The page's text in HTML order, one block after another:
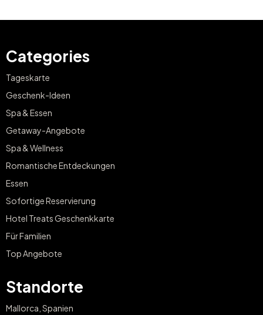
Categories
Tageskarte
Geschenk-Ideen
Spa & Essen
Getaway-Angebote
Spa & Wellness
Romantische Entdeckungen
Essen
Sofortige Reservierung
Hotel Treats Geschenkkarte
Für Familien
Top Angebote
Standorte
Mallorca, Spanien